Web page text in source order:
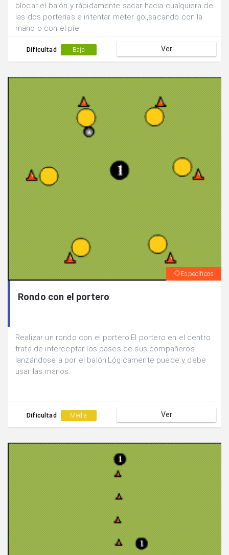
blocar el balón y rápidamente sacar hacia cualquiera de
las dos porterías e intentar meter gol,sacando con la
mano o con el pie.
Dificultad Baja Ver
Específicos
Rondo con el portero
Realizar un rondo con el portero.El portero en el centro
trata de interceptar los pases de sus compañeros
lanzándose a por el balón.Lógicamente puede y debe
usar las manos.
Dificultad Media Ver